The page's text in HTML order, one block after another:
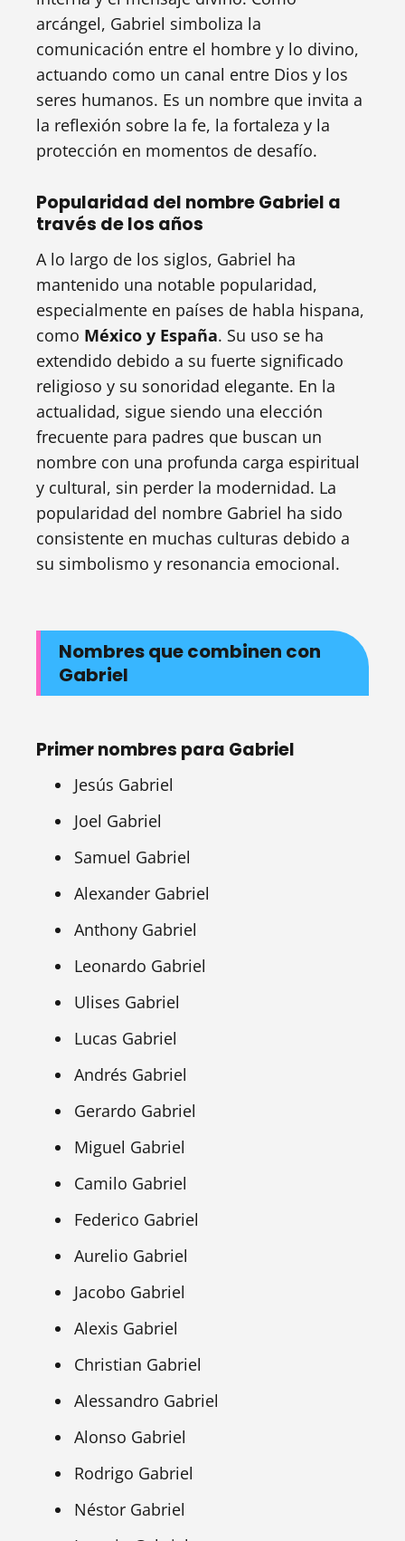
arcángel, Gabriel simboliza la
comunicación entre el hombre y lo divino,
actuando como un canal entre Dios y los
seres humanos. Es un nombre que invita a
la reflexión sobre la fe, la fortaleza y la
protección en momentos de desafío.
Popularidad del nombre Gabriel a
través de los años
A lo largo de los siglos, Gabriel ha
mantenido una notable popularidad,
especialmente en países de habla hispana,
como México y España. Su uso se ha
extendido debido a su fuerte significado
religioso y su sonoridad elegante. En la
actualidad, sigue siendo una elección
frecuente para padres que buscan un
nombre con una profunda carga espiritual
y cultural, sin perder la modernidad. La
popularidad del nombre Gabriel ha sido
consistente en muchas culturas debido a
su simbolismo y resonancia emocional.
Nombres que combinen con
Gabriel
Primer nombres para Gabriel
Jesús Gabriel
Joel Gabriel
Samuel Gabriel
Alexander Gabriel
Anthony Gabriel
Leonardo Gabriel
Ulises Gabriel
Lucas Gabriel
Andrés Gabriel
Gerardo Gabriel
Miguel Gabriel
Camilo Gabriel
Federico Gabriel
Aurelio Gabriel
Jacobo Gabriel
Alexis Gabriel
Christian Gabriel
Alessandro Gabriel
Alonso Gabriel
Rodrigo Gabriel
Néstor Gabriel